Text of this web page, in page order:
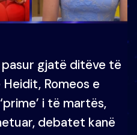
gjatë ditëve të
Romeos e
i të martës,
debatet kanë